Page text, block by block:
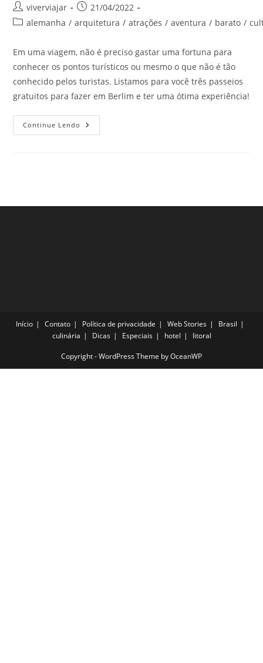
Autor
do
viverviajar
Post
publicado:
21/04/2022
Categoria
post:
alemanha / arquitetura / atrações / aventura / barato /
Em uma viagem, não é preciso gastar uma fortuna para
conhecer os pontos turísticos ou mesmo o que não é tão
conhecido pelos turistas. Listamos para você três passeios
gratuitos para fazer em Berlim e ter uma ótima experiência!
Continue Lendo Passeios
Gratuitos
Da
Início Contato Política de privacidade Web Stories
Brasil
culinária
Dicas Especiais hotel litoral
Copyright - WordPress Theme by OceanWP